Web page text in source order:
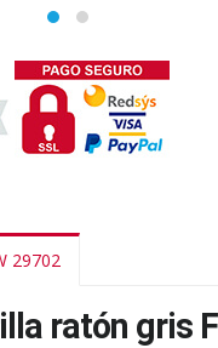
29702
ratón gris